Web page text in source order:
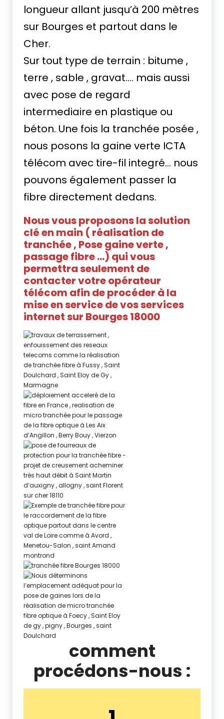
longueur allant jusqu’à 200 mètres
sur Bourges et partout dans le
Cher.
Sur tout type de terrain : bitume ,
terre , sable , gravat…. mais aussi
avec pose de regard
intermediaire en plastique ou
béton. Une fois la tranchée posée ,
nous posons la gaine verte ICTA
télécom avec tire-fil integré… nous
pouvons également passer la
fibre directement dedans.
Nous vous proposons la solution
clé en main ( réalisation de
tranchée , Pose gaine verte ,
passage fibre …) qui vous
permettra seulement de
contacter votre opérateur
télécom afin de procéder à la
mise en service de vos services
internetsur Bourges 18000
comment
procédons-nous :